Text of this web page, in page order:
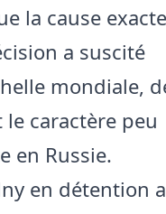
la cause
a suscité
mondiale,
caractère peu
en Russie.
en détention